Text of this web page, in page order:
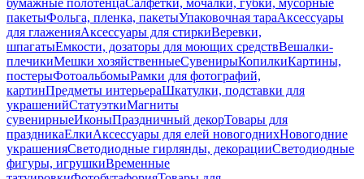
бумажные полотенцаСалфетки, мочалки, губки, мусорные
пакетыФольга, пленка, пакетыУпаковочная тараАксессуары
для глаженияАксессуары для стиркиВеревки,
шпагатыЕмкости, дозаторы для моющих средствВешалки-
плечикиМешки хозяйственныеСувенирыКопилкиКартины,
постерыФотоальбомыРамки для фотографий,
картинПредметы интерьераШкатулки, подставки для
украшенийСтатуэткиМагниты
сувенирныеИконыПраздничный декорТовары для
праздникаЕлкиАксессуары для елей новогоднихНовогодние
украшенияСветодиодные гирлянды, декорацииСветодиодные
фигуры, игрушкиВременные